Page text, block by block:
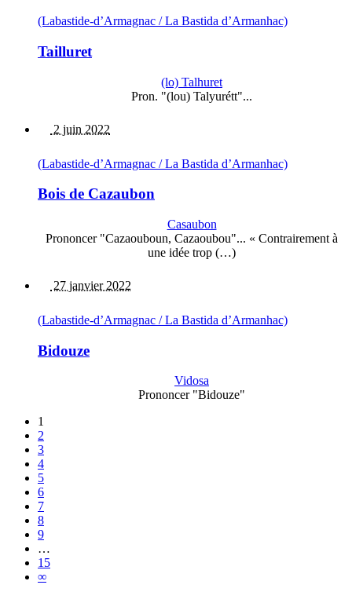
(Labastide-d’Armagnac / La Bastida d’Armanhac)
Tailluret
(lo) Talhuret
Pron. "(lou) Talyurétt"...
2 juin 2022
(Labastide-d’Armagnac / La Bastida d’Armanhac)
Bois de Cazaubon
Casaubon
Prononcer "Cazaouboun, Cazaoubou"... « Contrairement à
une idée trop (…)
27 janvier 2022
(Labastide-d’Armagnac / La Bastida d’Armanhac)
Bidouze
Vidosa
Prononcer "Bidouze"
1
2
3
4
5
6
7
8
9
…
15
∞